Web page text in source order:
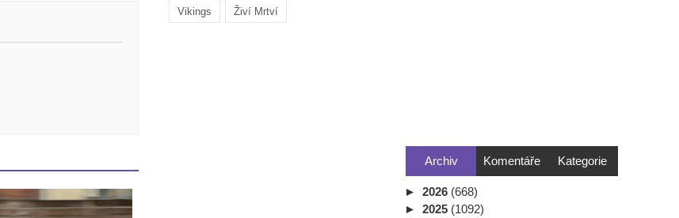
Vikings Živí Mrtví
Archiv Komentáře Kategorie
► 2026 (668)
► 2025 (1092)